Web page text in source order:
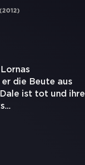
(2012)
die Beute aus
ist tot und ihre
...